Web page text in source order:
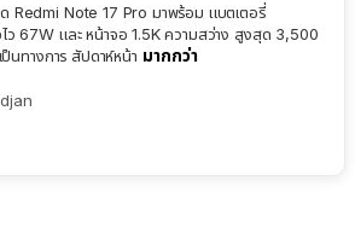
Redmi Note 17 Pro มาพร้อม แบตเตอรี่
ว 67W และ หน้าจอ 1.5K ความสว่าง สูงสุด 3,500
นทางการ สัปดาห์หน้า มากกว่า